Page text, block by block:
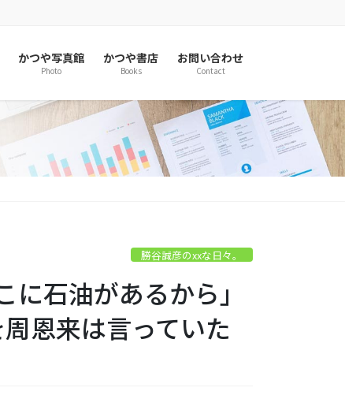
かつや写真館
Photo
かつや書店
Books
お問い合わせ
Contact
勝谷誠彦のxxな日々。
石油があるから」
恩来は言っていた